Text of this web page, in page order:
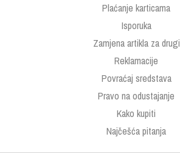
Plaćanje karticama
Isporuka
Zamjena artikla za drugi
Reklamacije
Povraćaj sredstava
Pravo na odustajanje
Kako kupiti
Najčešća pitanja